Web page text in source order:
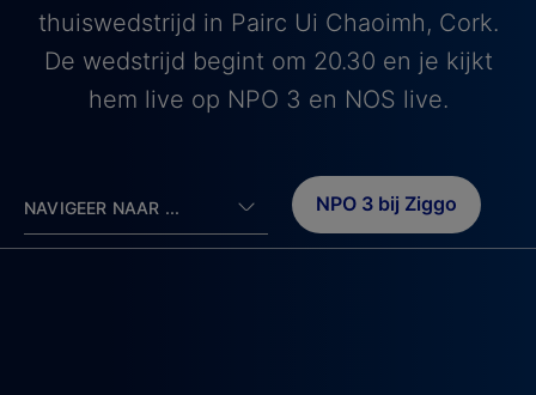
thuiswedstrijd in Pairc Ui Chaoimh, Cork.
De wedstrijd begint om 20.30 en je kijkt
hem live op NPO 3 en NOS live.
NAVIGEER NAAR ... NPO 3 bij Ziggo